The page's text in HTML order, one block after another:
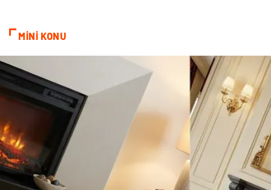
Cam sosyal
Kına Gecesi genel blog
Sigorta Veteriner
kadınlar ve takı
MİNİ KONU